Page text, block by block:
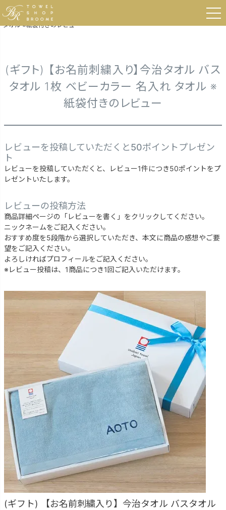
HOME 今治タオル
(ギフト) 【お名前刺繍入り】今治タオル バスタオル 1枚 ベビーカラー 名入れ
タオル ※紙袋付きのレビュー
(ギフト) 【お名前刺繍入り】今治タオル バス
タオル 1枚 ベビーカラー 名入れ タオル ※
紙袋付きのレビュー
レビューを投稿していただくと50ポイントプレゼン
ト
レビューを投稿していただくと、レビュー1件につき50ポイントをプ
レゼントいたします。
レビューの投稿方法
商品詳細ページの「レビューを書く」をクリックしてください。
ニックネームをご記入ください。
おすすめ度を5段階から選択していただき、本文に商品の感想やご要
望をご記入ください。
よろしければプロフィールをご記入ください。
※レビュー投稿は、1商品につき1回ご記入いただけます。
(ギフト) 【お名前刺繍入り】今治タオル バスタオル